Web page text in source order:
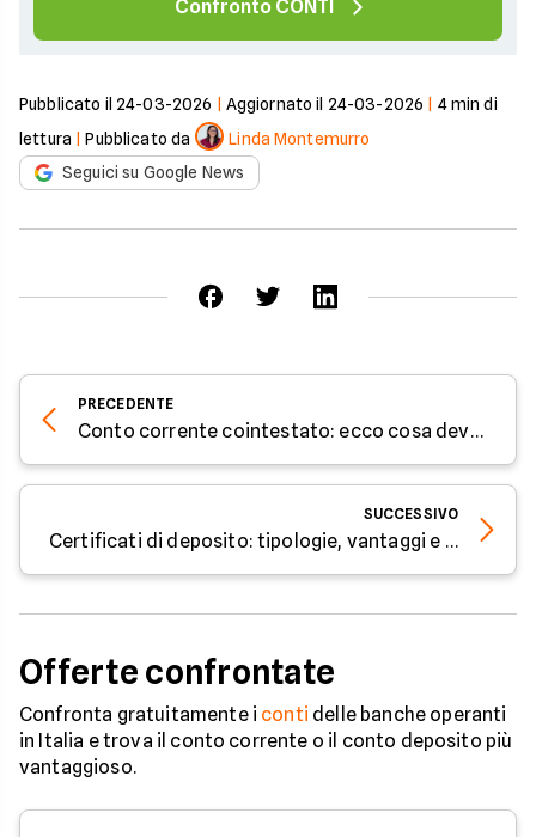
Confronto CONTI
Pubblicato il 24-03-2026 Aggiornato il 24-03-2026 4min di
lettura |Pubblicato da
Linda Montemurro
Seguici su Google News
PRECEDENTE
Conto corrente cointestato: ecco cosa devi sapere
SUCCESSIVO
Certificati di deposito: tipologie, vantaggi e rischi
Offerte confrontate
Confronta gratuitamente i conti delle banche operanti
in Italia e trova il conto corrente o il conto deposito più
vantaggioso.